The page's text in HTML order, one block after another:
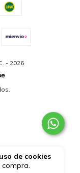
de cookies
- 2026